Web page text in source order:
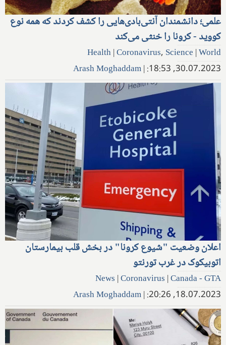
علمی؛ دانشمندان آنتی‌بادی‌هایی را کشف کردند که همه نوع
کووید - کرونا را خنثی می‌کند
Health |Coronavirus, Science |World
30.07.2023, 18:53:
|
Arash Moghaddam
اعلان وضعیت "شیوع کرونا" در بخش قلب بیمارستان
اتوبیکوک در غرب تورنتو
News |Coronavirus |Canada - GTA
18.07.2023, 20:26:
|
Arash Moghaddam